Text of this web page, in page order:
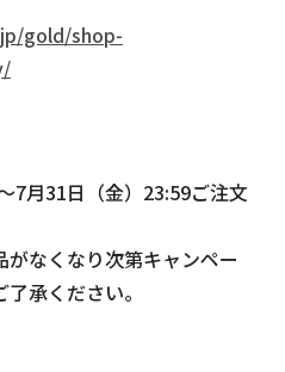
gold/shop-
7月31日（金）23:59ご注文
なくなり次第キャンペー
承ください。